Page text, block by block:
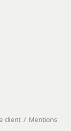
client / Mentions